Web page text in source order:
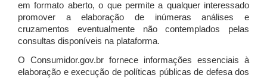
em formato aberto, o que permite a qualquer interessado
promover a elaboração de inúmeras análises e
cruzamentos eventualmente não contemplados pelas
consultas disponíveis na plataforma.
O Consumidor.gov.br fornece informações essenciais à
elaboração e execução de políticas públicas de defesa dos